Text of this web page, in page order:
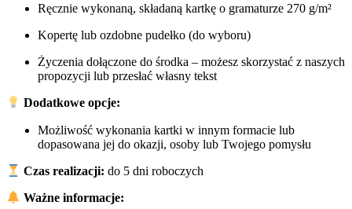
Ręcznie wykonaną, składaną kartkę o gramaturze 270 g/m²
Kopertę lub ozdobne pudełko (do wyboru)
Życzenia dołączone do środka – możesz skorzystać z naszych
propozycji lub przesłać własny tekst
Dodatkowe opcje:
Możliwość wykonania kartki w innym formacie lub
dopasowana jej do okazji, osoby lub Twojego pomysłu
Czas realizacji: do 5 dni roboczych
Ważne informacje: